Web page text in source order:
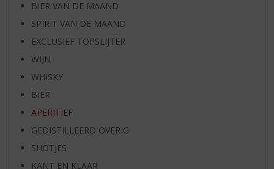
BIER VAN DE MAAND
SPIRIT VAN DE MAAND
EXCLUSIEF TOPSLIJTER
WIJN
WHISKY
BIER
APERITIEF
GEDISTILLEERD OVERIG
SHOTJES
KANT EN KLAAR